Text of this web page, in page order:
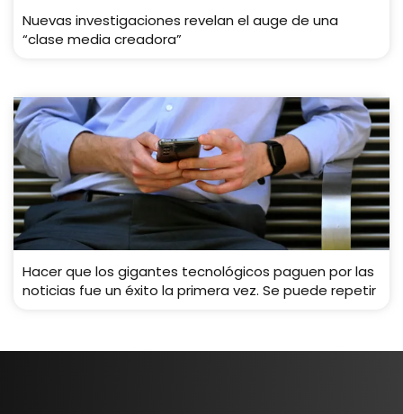
Nuevas investigaciones revelan el auge de una
“clase media creadora”
Hacer que los gigantes tecnológicos paguen por las
noticias fue un éxito la primera vez. Se puede repetir